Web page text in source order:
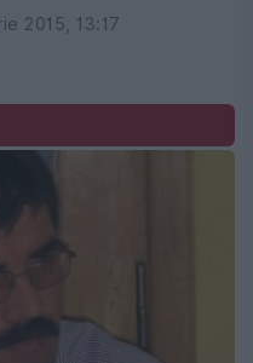
2015, 13:17